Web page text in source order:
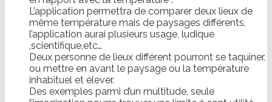
L’application permettra de comparer deux lieux de
même température mais de paysages différents,
l’application aurai plusieurs usage, ludique
,scientifique,etc…
Deux personne de lieux différent pourront se taquiner,
ou mettre en avant le paysage ou la température
inhabituel et élever.
Des exemples parmi d’un multitude, seule